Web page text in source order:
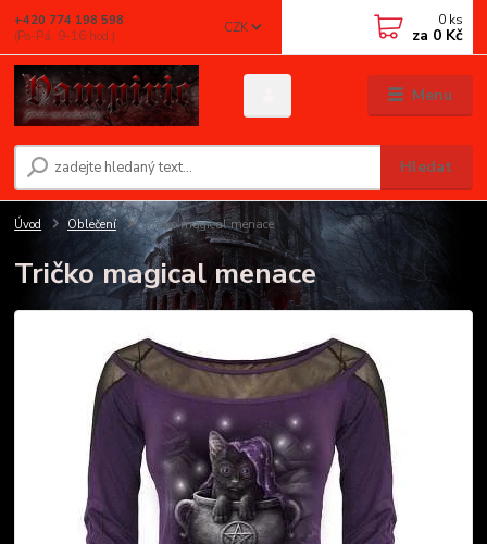
Menu
CZK
Hledat
+420 774 198 598
(Po-Pá, 9-16 hod.)
0 ks
za 0 Kč
Úvod Oblečení Tričko magical menace
Tričko magical menace